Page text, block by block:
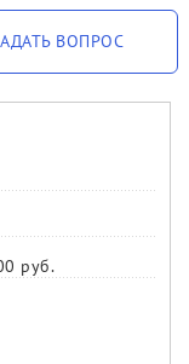
ВОПРОС
руб.